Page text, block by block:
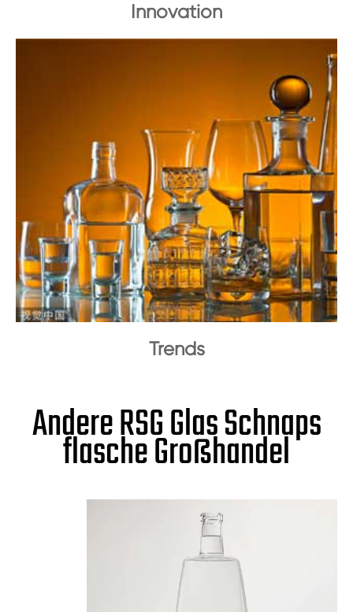
Innovation
Trends
Andere RSG Glas Schnaps
flasche Großhandel